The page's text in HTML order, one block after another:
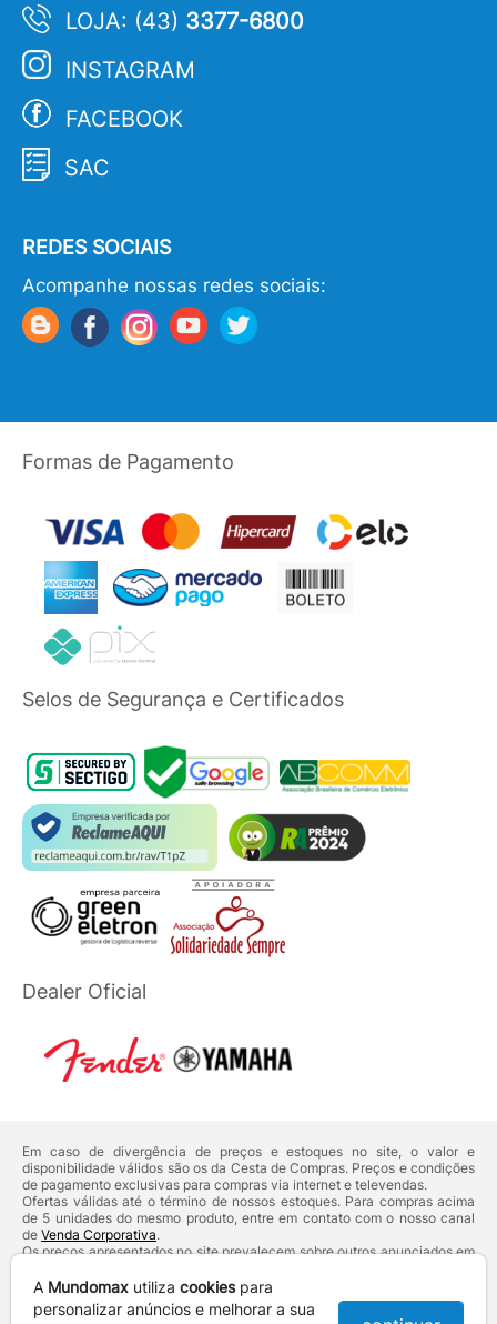
LOJA: (43) 3377-6800
INSTAGRAM
FACEBOOK
SAC
REDES SOCIAIS
Acompanhe nossas redes sociais:
Formas de Pagamento
Selos de Segurança e Certificados
Dealer Oficial
Em caso de divergência de preços e estoques no site, o valor e
disponibilidade válidos são os da Cesta de Compras. Preços e condições
de pagamento exclusivas para compras via internet e televendas.
Ofertas válidas até o término de nossos estoques. Para compras acima
de 5 unidades do mesmo produto, entre em contato com o nosso canal
de Venda Corporativa.
Os preços apresentados no site prevalecem sobre outros anunciados em
Defesa do Consumidor:Lei nº 8.078.
Vendas sujeitas à confirmação de dados e análises de crédito e risco.
A Mundomax utiliza cookiespara
personalizar anúncios e melhorar a sua